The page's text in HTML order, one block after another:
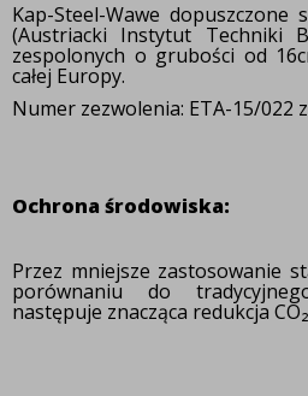
Kap-Steel-Wawe
(Austriacki Instytut Techniki
zespolonych o grubości od
całej Europy.
Numer zezwolenia: ETA-15/022
Ochrona środowiska:
Przez mniejsze zastosowanie
porównaniu do
następuje znacząca redukcja